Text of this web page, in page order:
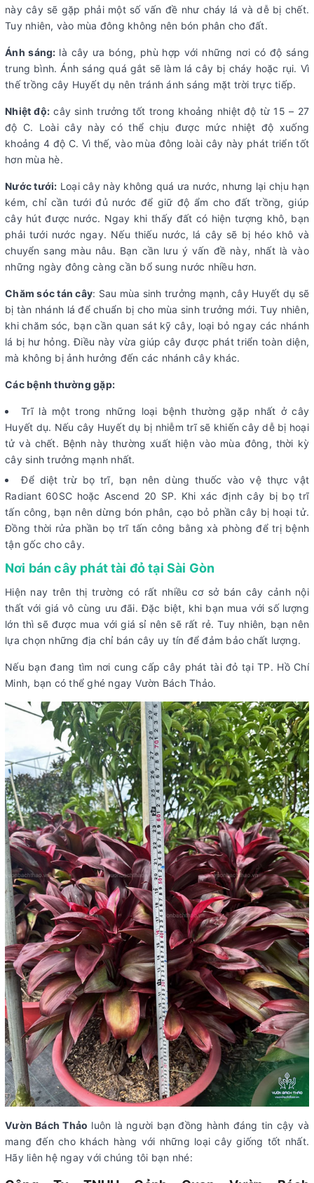
này cây sẽ gặp phải một số vấn đề như cháy lá và dễ bị chết.
Tuy nhiên, vào mùa đông không nên bón phân cho đất.
Ánh sáng: là cây ưa bóng, phù hợp với những nơi có độ sáng
trung bình. Ánh sáng quá gắt sẽ làm lá cây bị cháy hoặc rụi. Vì
thế trồng cây Huyết dụ nên tránh ánh sáng mặt trời trực tiếp.
Nhiệt độ: cây sinh trưởng tốt trong khoảng nhiệt độ từ 15 – 27
độ C. Loài cây này có thể chịu được mức nhiệt độ xuống
khoảng 4 độ C. Vì thế, vào mùa đông loài cây này phát triển tốt
hơn mùa hè.
Nước tưới: Loại cây này không quá ưa nước, nhưng lại chịu hạn
kém, chỉ cần tưới đủ nước để giữ độ ẩm cho đất trồng, giúp
cây hút được nước. Ngay khi thấy đất có hiện tượng khô, bạn
phải tưới nước ngay. Nếu thiếu nước, lá cây sẽ bị héo khô và
chuyển sang màu nâu. Bạn cần lưu ý vấn đề này, nhất là vào
những ngày đông càng cần bổ sung nước nhiều hơn.
Chăm sóc tán cây: Sau mùa sinh trưởng mạnh, cây Huyết dụ sẽ
bị tàn nhánh lá để chuẩn bị cho mùa sinh trưởng mới. Tuy nhiên,
khi chăm sóc, bạn cần quan sát kỹ cây, loại bỏ ngay các nhánh
lá bị hư hỏng. Điều này vừa giúp cây được phát triển toàn diện,
mà không bị ảnh hưởng đến các nhánh cây khác.
Các bệnh thường gặp:
Trĩ là một trong những loại bệnh thường gặp nhất ở cây
Huyết dụ. Nếu cây Huyết dụ bị nhiễm trĩ sẽ khiến cây dễ bị hoại
tử và chết. Bệnh này thường xuất hiện vào mùa đông, thời kỳ
cây sinh trưởng mạnh nhất.
Để diệt trừ bọ trĩ, bạn nên dùng thuốc vào vệ thực vật
Radiant 60SC hoặc Ascend 20 SP. Khi xác định cây bị bọ trĩ
tấn công, bạn nên dừng bón phân, cạo bỏ phần cây bị hoại tử.
Đồng thời rửa phần bọ trĩ tấn công bằng xà phòng để trị bệnh
tận gốc cho cây.
Nơi bán cây phát tài đỏ tại Sài Gòn
Hiện nay trên thị trường có rất nhiều cơ sở bán cây cảnh nội
thất với giá vô cùng ưu đãi. Đặc biệt, khi bạn mua với số lượng
lớn thì sẽ được mua với giá sỉ nên sẽ rất rẻ. Tuy nhiên, bạn nên
lựa chọn những địa chỉ bán cây uy tín để đảm bảo chất lượng.
Nếu bạn đang tìm nơi cung cấp cây phát tài đỏ tại TP. Hồ Chí
Minh, bạn có thể ghé ngay Vườn Bách Thảo.
Vườn Bách Thảo luôn là người bạn đồng hành đáng tin cậy và
mang đến cho khách hàng với những loại cây giống tốt nhất.
Hãy liên hệ ngay với chúng tôi bạn nhé: